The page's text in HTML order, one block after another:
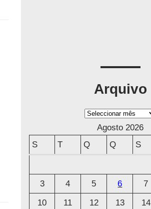
Arquivo
A
q
Agosto 2026
S
T Q Q S
3
4 5 6 7
10
11 12 13 14